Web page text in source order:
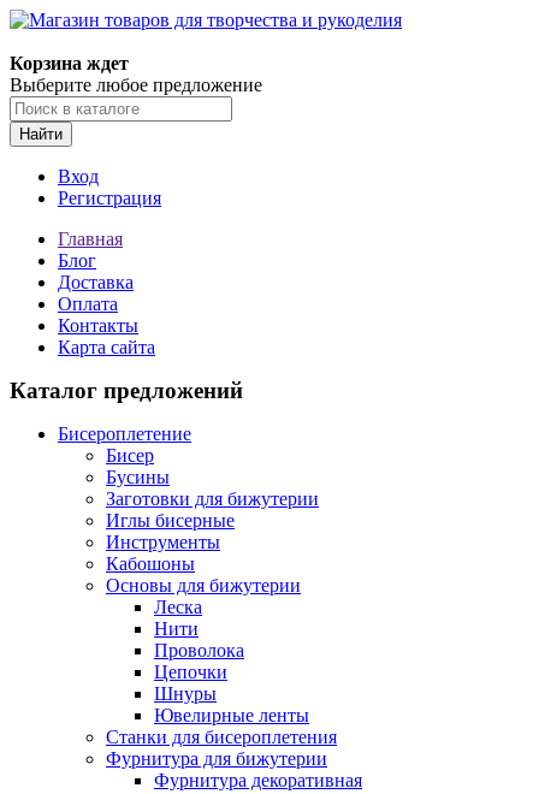
Корзина ждет
Выберите любое предложение
Найти
Вход
Регистрация
Главная
Блог
Доставка
Оплата
Контакты
Карта сайта
Каталог предложений
Бисероплетение
Бисер
Бусины
Заготовки для бижутерии
Иглы бисерные
Инструменты
Кабошоны
Основы для бижутерии
Леска
Нити
Проволока
Цепочки
Шнуры
Ювелирные ленты
Станки для бисероплетения
Фурнитура для бижутерии
Фурнитура декоративная